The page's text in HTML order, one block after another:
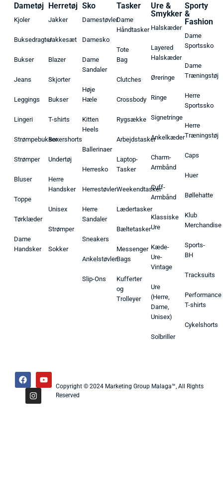
Dametøj
Kjoler
Buksedragter
Bukser
Jeans
Leggings
Lingeri
Strømpebukser
Strømper
Bluser
Toppe
Tørklæder
Dame
Handsker
Herretøj
Jakker
Jakkesæt
Blazer
Skjorter
Bukser
T-shirts
Boxershorts
Undertøj
Herre
Handsker
Unisex
Strømper
Sokker
Sko
Damestøvler
Damesko
Dame
Sandaler
Høje
Hæle
Kitten
Heels
Ballerinaer
Herresko
Herrestøvler
Herre
Sandaler
Sneakers
Ankelstøvler
Slip-Ons
Tasker
Dame
Håndtasker
Tote
Bag
Clutches
Crossbody
Rygsække
Arbejdstasker
Laptop-
Tasker
Weekendtasker
Lædertasker
Bæltetasker
Messenger
Bags
Kufferter
og
Trolleyer
Ure &
Smykker
Halskæder
Layered
Halskæder
Øreringe
Ringe
Signetringe
Ankelkæder
Charm-
Armbånd
Cuff-
Armbånd
Klassiske
Ure
Kæde-
Ure-
Vintage
Ure
(Herre,
Dame,
Unisex)
Solbriller
Sporty
&
Fashion
Dame
Sportssko
Dame
Træningstøj
Herre
Sportssko
Herre
Træningstøj
Caps
Huer
Bøllehatte
Klub
Merchandise
Sports-
BH
Tracksuits
Performance
T-shirts
Cykelshorts
Copyright © 2024 Marketing Group Malaga™, All Rights
Reserved